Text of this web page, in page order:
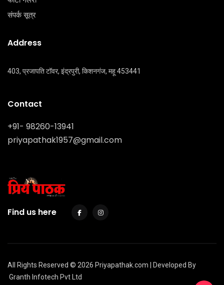
संपर्क सूत्र
Address
403, प्रजापति टॉवर, इंद्रपुरी, किशनगंज, महू 453441
Contact
+91- 98260-13941
priyapathak1957@gmail.com
Find us here
All Rights Reserved © 2026 Priyapathak.com | Developed By
Granth Infotech Pvt Ltd